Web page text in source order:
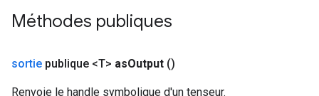
Méthodes publiques
sortie publique <T> asOutput ()
Renvoie le handle symbolique d'un tenseur.